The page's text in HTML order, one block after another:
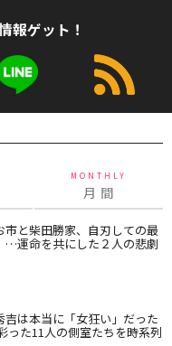
報ゲット！
MONTHLY
月 間
市と柴田勝家、自刃しての最
…運命を共にした２人の悲劇
吉は本当に「女狂い」だった
った11人の側室たちを時系列